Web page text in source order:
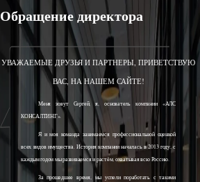
Обращение директора
УВАЖАЕМЫЕ ДРУЗЬЯ И ПАРТНЕРЫ, ПРИВЕТСТВУЮ
ВАС, НА НАШЕМ САЙТЕ!
Меня зовут Сергей, я, основатель компании «АЛС
КОНСАЛТИНГ».
Я и моя команда занимаемся профессиональной оценкой
всех видов имущества. История компании началась в 2013 году, с
каждым годом мы развиваемся и растём, охватывая всю Россию.
За прошедшее время, мы успели поработать с такими